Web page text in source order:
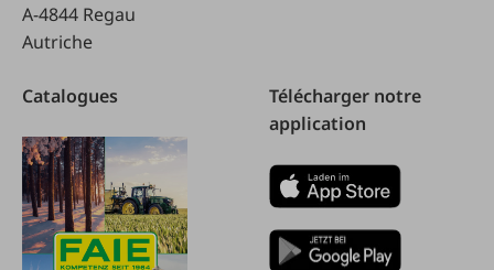
A-4844 Regau
Autriche
Catalogues
Télécharger notre
application